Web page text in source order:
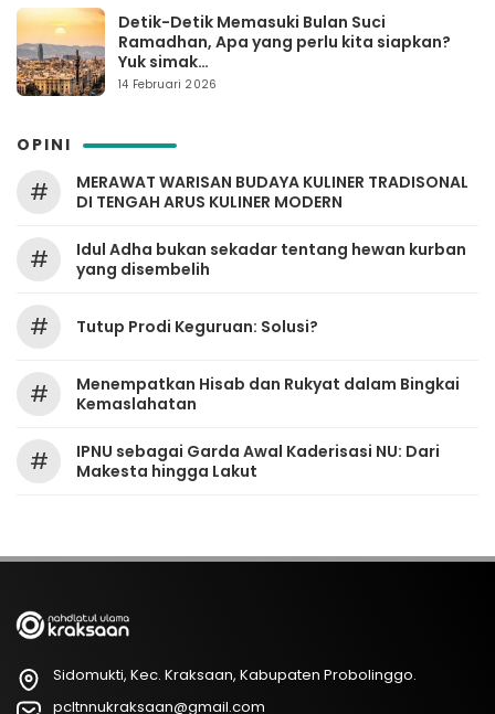
Detik-Detik Memasuki Bulan Suci
Ramadhan, Apa yang perlu kita siapkan?
Yuk simak…
14 Februari 2026
OPINI
#
MERAWAT WARISAN BUDAYA KULINER TRADISONAL
DI TENGAH ARUS KULINER MODERN
#
Idul Adha bukan sekadar tentang hewan kurban
yang disembelih
# Tutup Prodi Keguruan: Solusi?
#
Menempatkan Hisab dan Rukyat dalam Bingkai
Kemaslahatan
#
IPNU sebagai Garda Awal Kaderisasi NU: Dari
Makesta hingga Lakut
Sidomukti, Kec. Kraksaan, Kabupaten Probolinggo.
pcltnnukraksaan@gmail.com